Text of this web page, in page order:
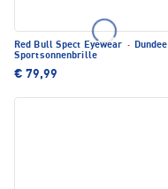
Red Bull Spect Eyewear · Dundee
Sportsonnenbrille
€ 79,99